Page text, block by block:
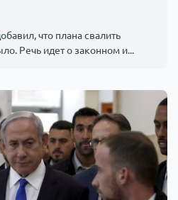
что плана свалить
Речь идет о законном и...